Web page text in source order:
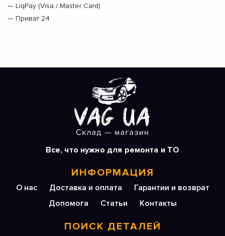
— LiqPay (Visa / Master Card)
— Приват 24
Все, что нужно для ремонта и ТО
ИНФОРМАЦИЯ
О нас Доставка и оплата
Гарантии и возврат
Допомога
Статьи Контакты
ПОИСК ДЕТАЛЕЙ